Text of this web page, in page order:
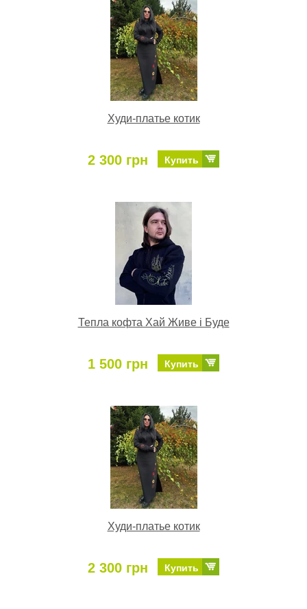
Худи-платье котик
2 300 грн Купить
Тепла кофта Хай Живе і Буде
1 500 грн Купить
Худи-платье котик
2 300 грн Купить